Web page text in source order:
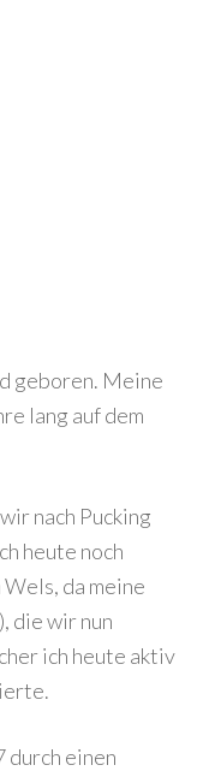
geboren. Meine
lang auf dem
nach Pucking
heute noch
da meine
die wir nun
ich heute aktiv
einen